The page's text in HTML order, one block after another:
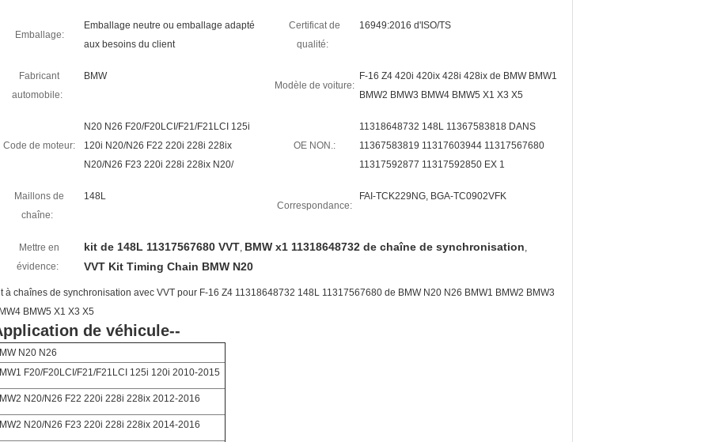
Emballage:
Emballage neutre ou emballage adapté
aux besoins du client
Certificat de
qualité:
16949:2016 d'ISO/TS
Fabricant
automobile:
BMW
Modèle de voiture:
F-16 Z4 420i 420ix 428i 428ix de BMW BMW1
BMW2 BMW3 BMW4 BMW5 X1 X3 X5
Code de moteur:
N20 N26 F20/F20LCI/F21/F21LCI 125i
120i N20/N26 F22 220i 228i 228ix
N20/N26 F23 220i 228i 228ix N20/
OE NON.:
11318648732 148L 11367583818 DANS
11367583819 11317603944 11317567680
11317592877 11317592850 EX 1
Maillons de
chaîne:
148L
Correspondance:
FAI-TCK229NG, BGA-TC0902VFK
Mettre en
évidence:
kit de 148L 11317567680 VVT, BMW x1 11318648732 de chaîne de synchronisation,
VVT Kit Timing Chain BMW N20
à chaînes de synchronisation avec VVT pour F-16 Z4 11318648732 148L 11317567680 de BMW N20 N26 BMW1 BMW2 BMW3
BMW5 X1 X3 X5
de véhicule--
N20 N26
F20/F20LCI/F21/F21LCI 125i 120i 2010-2015
N20/N26 F22 220i 228i 228ix 2012-2016
N20/N26 F23 220i 228i 228ix 2014-2016